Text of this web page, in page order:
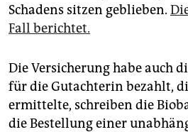
Schadens sitzen geblieben.
Fall berichtet.
Die Versicherung habe auch
für die Gutachterin bezahlt,
ermittelte, schreiben die
die Bestellung einer